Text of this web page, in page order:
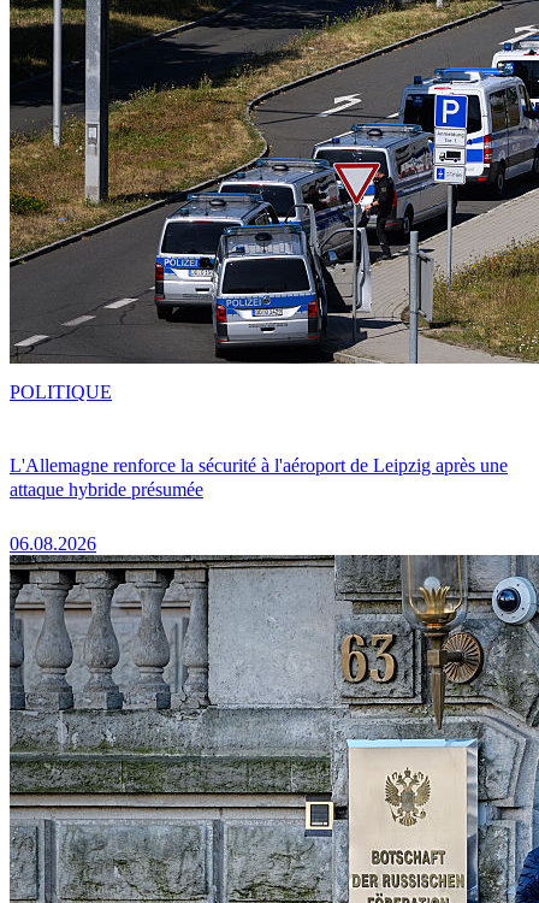
L'Allemagne renforce la sécurité à l'aéroport de Leipzig après une
attaque hybride présumée
06.08.2026
POLITIQUE